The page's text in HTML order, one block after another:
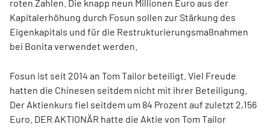
roten Zahlen. Die knapp neun Millionen Euro aus der
Kapitalerhöhung durch Fosun sollen zur Stärkung des
Eigenkapitals und für die Restrukturierungsmaßnahmen
bei Bonita verwendet werden.
Fosun ist seit 2014 an Tom Tailor beteiligt. Viel Freude
hatten die Chinesen seitdem nicht mit ihrer Beteiligung.
Der Aktienkurs fiel seitdem um 84 Prozent auf zuletzt 2,156
Euro. DER AKTIONÄR hatte die Aktie von Tom Tailor